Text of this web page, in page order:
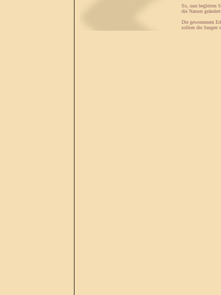
So, nun begleiten
die Namen
Die gewonnenen
sollten die Jungen